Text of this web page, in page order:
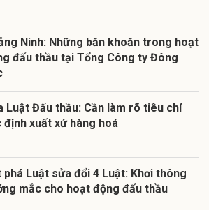
Ninh: Những băn khoăn trong hoạt
đấu thầu tại Tổng Công ty Đông
Luật Đấu thầu: Cần làm rõ tiêu chí
định xuất xứ hàng hoá
phá Luật sửa đổi 4 Luật: Khơi thông
mắc cho hoạt động đấu thầu